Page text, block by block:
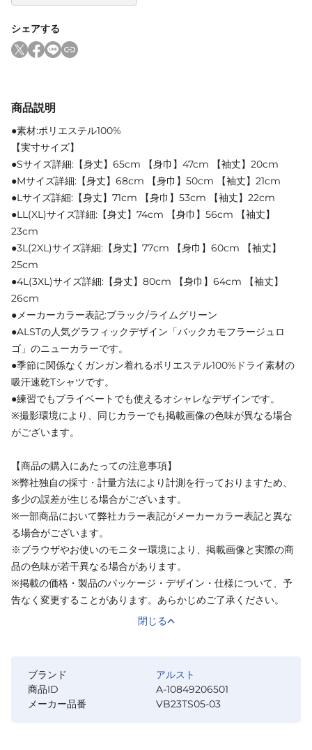
シェアする
商品説明
●素材:ポリエステル100%
【実寸サイズ】
●Sサイズ詳細:【身丈】65cm 【身巾】47cm 【袖丈】20cm
●Mサイズ詳細:【身丈】68cm 【身巾】50cm 【袖丈】21cm
●Lサイズ詳細:【身丈】71cm 【身巾】53cm 【袖丈】22cm
●LL(XL)サイズ詳細:【身丈】74cm 【身巾】56cm 【袖丈】
23cm
●3L(2XL)サイズ詳細:【身丈】77cm 【身巾】60cm 【袖丈】
25cm
●4L(3XL)サイズ詳細:【身丈】80cm 【身巾】64cm 【袖丈】
26cm
●メーカーカラー表記:ブラック/ライムグリーン
●ALSTの人気グラフィックデザイン「バックカモフラージュロ
ゴ」のニューカラーです。
●季節に関係なくガンガン着れるポリエステル100%ドライ素材の
吸汗速乾Tシャツです。
●練習でもプライベートでも使えるオシャレなデザインです。
※撮影環境により、同じカラーでも掲載画像の色味が異なる場合
がございます。
【商品の購入にあたっての注意事項】
※弊社独自の採寸・計量方法により計測を行っておりますため、
多少の誤差が生じる場合がございます。
※一部商品において弊社カラー表記がメーカーカラー表記と異な
る場合がございます。
※ブラウザやお使いのモニター環境により、掲載画像と実際の商
品の色味が若干異なる場合があります。
※掲載の価格・製品のパッケージ・デザイン・仕様について、予
告なく変更することがあります。あらかじめご了承ください。
閉じる
ブランド
アルスト
商品ID
A-10849206501
メーカー品番
VB23TS05-03